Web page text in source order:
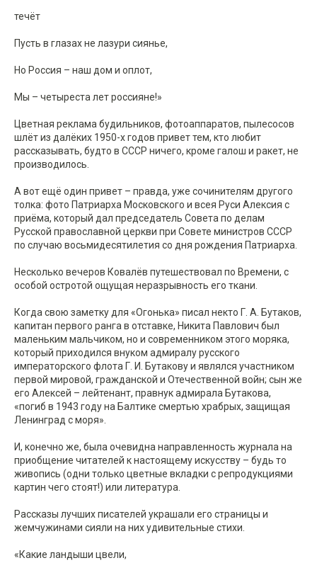
течёт
Пусть в глазах не лазури сиянье,
Но Россия – наш дом и оплот,
Мы – четыреста лет россияне!»
Цветная реклама будильников, фотоаппаратов, пылесосов
шлёт из далёких 1950-х годов привет тем, кто любит
рассказывать, будто в СССР ничего, кроме галош и ракет, не
производилось.
А вот ещё один привет – правда, уже сочинителям другого
толка: фото Патриарха Московского и всея Руси Алексия с
приёма, который дал председатель Совета по делам
Русской православной церкви при Совете министров СССР
по случаю восьмидесятилетия со дня рождения Патриарха.
Несколько вечеров Ковалёв путешествовал по Времени, с
особой остротой ощущая неразрывность его ткани.
Когда свою заметку для «Огонька» писал некто Г. А. Бутаков,
капитан первого ранга в отставке, Никита Павлович был
маленьким мальчиком, но и современником этого моряка,
который приходился внуком адмиралу русского
императорского флота Г. И. Бутакову и являлся участником
первой мировой, гражданской и Отечественной войн; сын же
его Алексей – лейтенант, правнук адмирала Бутакова,
«погиб в 1943 году на Балтике смертью храбрых, защищая
Ленинград с моря».
И, конечно же, была очевидна направленность журнала на
приобщение читателей к настоящему искусству – будь то
живопись (одни только цветные вкладки с репродукциями
картин чего стоят!) или литература.
Рассказы лучших писателей украшали его страницы и
жемчужинами сияли на них удивительные стихи.
«Какие ландыши цвели,